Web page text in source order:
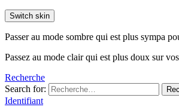
Switch skin
Passer au mode sombre qui est plus sympa
Passez au mode clair qui est plus doux sur
Recherche
Search for:
Identifiant